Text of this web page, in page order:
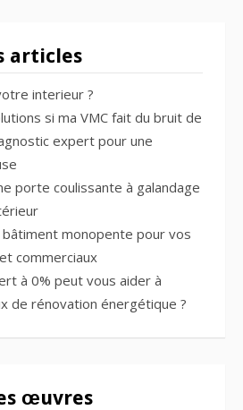
articles
interieur ?
si ma VMC fait du bruit de
expert pour une
porte coulissante à galandage
bâtiment monopente pour vos
commerciaux
à 0% peut vous aider à
de rénovation énergétique ?
œuvres